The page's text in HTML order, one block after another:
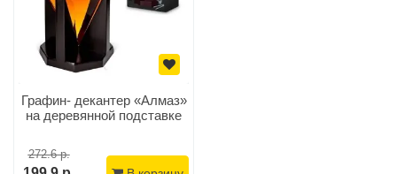
Графин- декантер «Алмаз»
на деревянной подставке
272.6 р.